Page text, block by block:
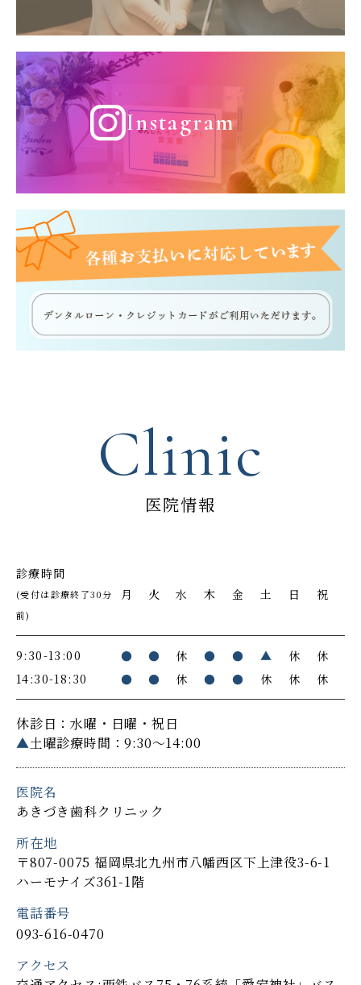
Instagram
Clinic
医院情報
診療時間
(受付は診療終了30分
前)
月 火 水 木 金 土 日 祝
9:30-13:00 ● ● 休 ● ● ▲ 休
休
14:30-18:30
● ● 休 ● ● 休 休 休
休診日：水曜・日曜・祝日
▲土曜診療時間：9:30～14:00
医院名
あきづき歯科クリニック
所在地
〒807-0075 福岡県北九州市八幡西区下上津役3-6-1
ハーモナイズ361-1階
電話番号
093-616-0470
アクセス